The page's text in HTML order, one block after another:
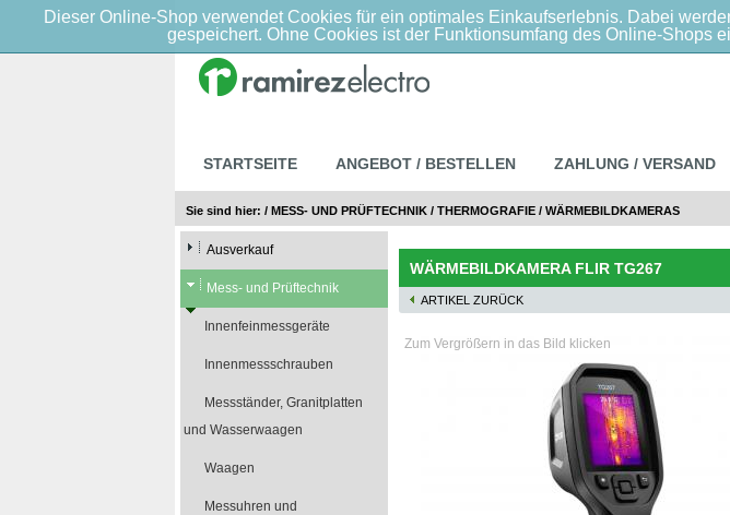
Dieser Online-Shop verwendet Cookies für ein optimales Einkaufserlebnis. Dabei
gespeichert. Ohne Cookies ist der Funktionsumfang des Online-Shops
STARTSEITE ANGEBOT / BESTELLEN ZAHLUNG / VERSAND
Sie sind hier: / MESS- UND PRÜFTECHNIK / THERMOGRAFIE / WÄRMEBILDKAMERAS
Ausverkauf
Mess- und Prüftechnik
Innenfeinmessgeräte
Innenmessschrauben
Messständer, Granitplatten
und Wasserwaagen
Waagen
Messuhren und
WÄRMEBILDKAMERA FLIR TG267
ARTIKEL ZURÜCK
Zum Vergrößern in das Bild klicken